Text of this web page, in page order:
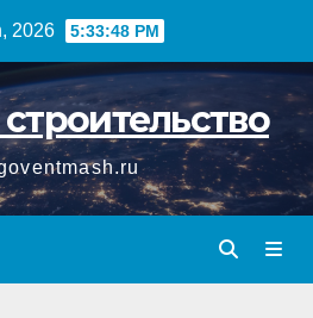
2026 5:33:49 PM